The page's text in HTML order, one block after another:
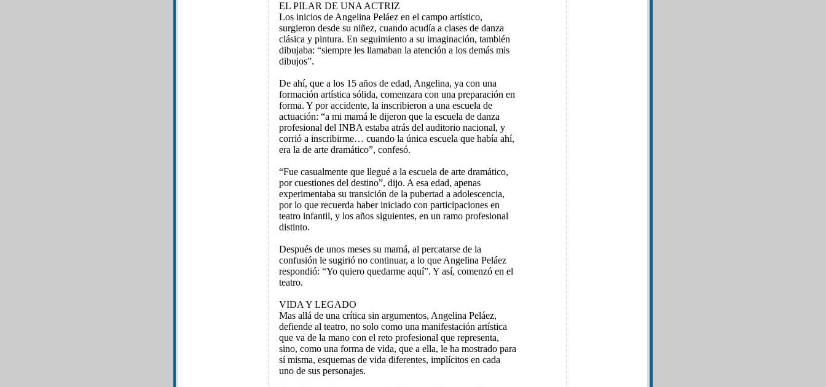
EL PILAR DE UNA ACTRIZ
Los inicios de Angelina Peláez en el campo artístico,
surgieron desde su niñez, cuando acudía a clases de danza
clásica y pintura. En seguimiento a su imaginación, también
dibujaba: “siempre les llamaban la atención a los demás mis
dibujos”.
De ahí, que a los 15 años de edad, Angelina, ya con una
formación artística sólida, comenzara con una preparación en
forma. Y por accidente, la inscribieron a una escuela de
actuación: “a mi mamá le dijeron que la escuela de danza
profesional del INBA estaba atrás del auditorio nacional, y
corrió a inscribirme… cuando la única escuela que había ahí,
era la de arte dramático”, confesó.
“Fue casualmente que llegué a la escuela de arte dramático,
por cuestiones del destino”, dijo. A esa edad, apenas
experimentaba su transición de la pubertad a adolescencia,
por lo que recuerda haber iniciado con participaciones en
teatro infantil, y los años siguientes, en un ramo profesional
distinto.
Después de unos meses su mamá, al percatarse de la
confusión le sugirió no continuar, a lo que Angelina Peláez
respondió: “Yo quiero quedarme aquí”. Y así, comenzó en el
teatro.
VIDA Y LEGADO
Mas allá de una crítica sin argumentos, Angelina Peláez,
defiende al teatro, no solo como una manifestación artística
que va de la mano con el reto profesional que representa,
sino, como una forma de vida, que a ella, le ha mostrado para
sí misma, esquemas de vida diferentes, implícitos en cada
uno de sus personajes.